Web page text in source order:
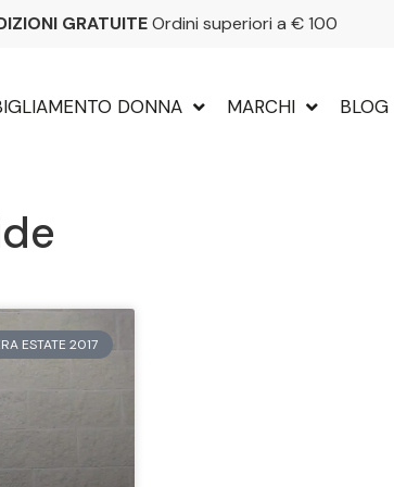
GRATUITEOrdini superiori a € 100
DONNA MARCHI BLOG
ESTATE 2017